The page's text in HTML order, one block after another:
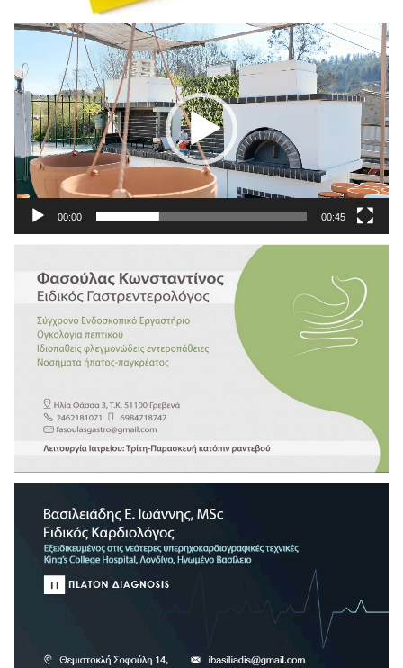
Πρόγραμμα
Αναπαραγωγής
Βίντεο
00:00 00:45